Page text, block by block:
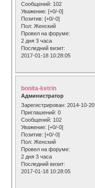
Сообщений: 102
Уважение: [+0/-0]
Позитив: [+0/-0]
Пол: Женский
Провел на форуме:
2 дня 3 часа
Последний визит:
2017-01-18 10:28:05
bonita-ketrin
Администратор
Зарегистрирован: 2014-10-20
Приглашений: 0
Сообщений: 102
Уважение: [+0/-0]
Позитив: [+0/-0]
Пол: Женский
Провел на форуме:
2 дня 3 часа
Последний визит:
2017-01-18 10:28:05